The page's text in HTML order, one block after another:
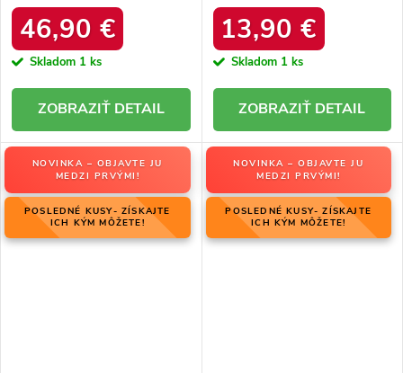
46,90 €
Skladom 1 ks
DETAIL
LEOPARD
13,90 €
Skladom 1 ks
DETAIL
NOVINKA – OBJAVTE JU
MEDZI PRVÝMI!
POSLEDNÉ KUSY- ZÍSKAJTE
ICH KÝM MÔŽETE!
NOVINKA – OBJAVTE JU
MEDZI PRVÝMI!
POSLEDNÉ KUSY- ZÍSKAJTE
ICH KÝM MÔŽETE!